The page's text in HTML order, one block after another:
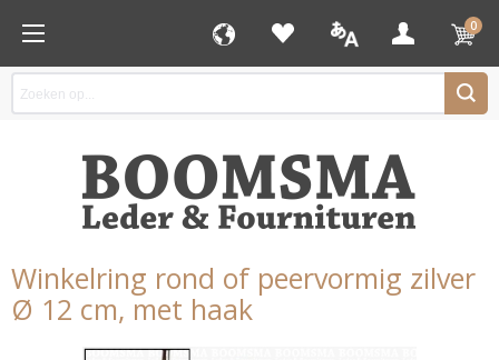
0
Winkelring rond of peervormig zilver
Ø 12 cm, met haak